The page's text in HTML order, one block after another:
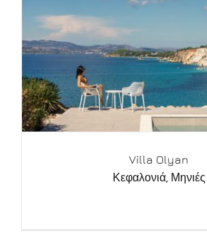
Villa Olyan
Κεφαλονιά, Μηνιές